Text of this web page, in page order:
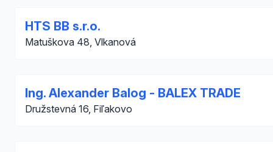
HTS BB s.r.o.
Matuškova 48, Vlkanová
Ing. Alexander Balog - BALEX TRADE
Družstevná 16, Fiľakovo